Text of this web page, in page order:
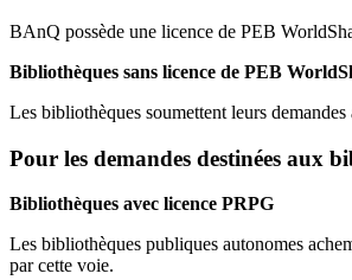
BAnQ possède une licence de PEB
Bibliothèques sans licence de PEB
Les bibliothèques soumettent leurs demandes
Pour les demandes destinées aux
Bibliothèques avec licence PRPG
Les bibliothèques publiques autonomes
par cette voie.